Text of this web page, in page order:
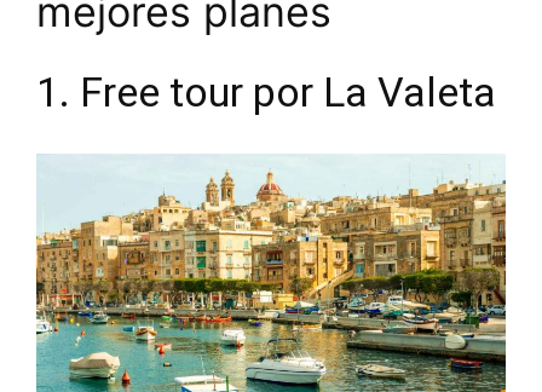
mejores planes
1. Free tour por La Valeta